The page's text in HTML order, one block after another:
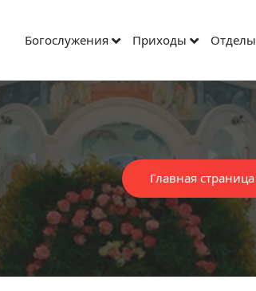
Богослужения Приходы Отделы
Главная страница